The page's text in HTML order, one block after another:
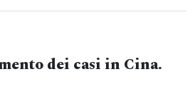
dei casi in Cina.